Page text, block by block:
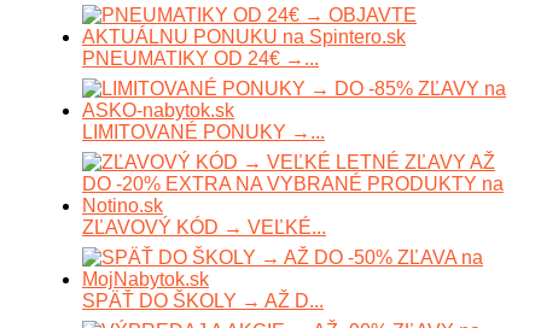
PNEUMATIKY OD 24€ →...
LIMITOVANÉ PONUKY →...
ZĽAVOVÝ KÓD → VEĽKÉ...
SPÄŤ DO ŠKOLY → AŽ D...